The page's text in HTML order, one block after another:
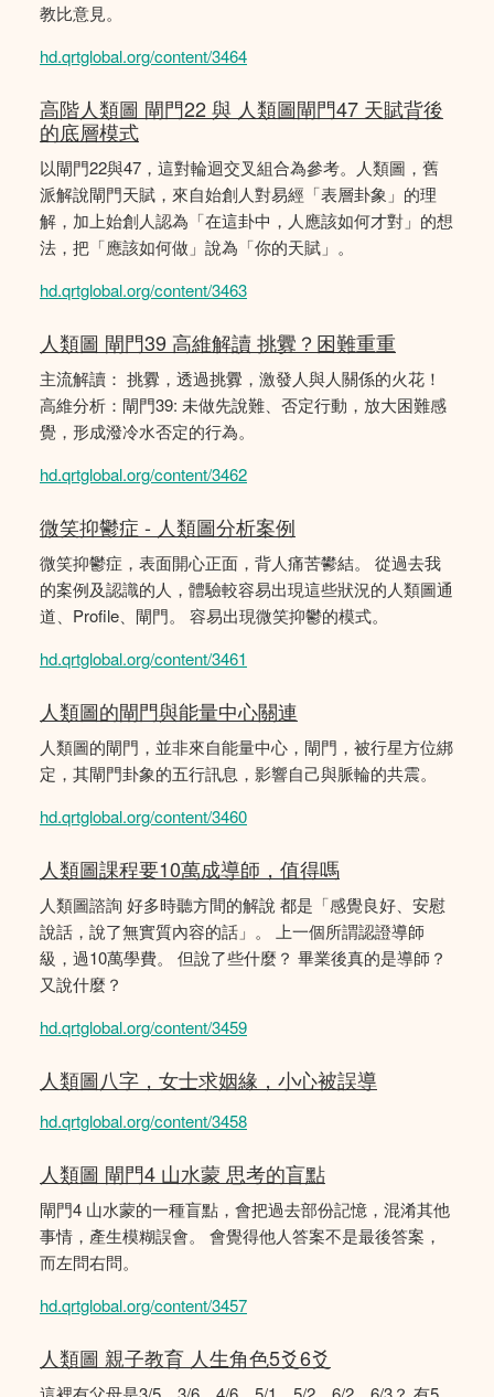
教比意見。
hd.qrtglobal.org/content/3464
高階人類圖 閘門22 與 人類圖閘門47 天賦背後
的底層模式
以閘門22與47，這對輪迴交叉組合為參考。人類圖，舊
派解說閘門天賦，來自始創人對易經「表層卦象」的理
解，加上始創人認為「在這卦中，人應該如何才對」的想
法，把「應該如何做」說為「你的天賦」。
hd.qrtglobal.org/content/3463
人類圖 閘門39 高維解讀 挑釁？困難重重
主流解讀： 挑釁，透過挑釁，激發人與人關係的火花！
高維分析：閘門39: 未做先說難、否定行動，放大困難感
覺，形成潑冷水否定的行為。
hd.qrtglobal.org/content/3462
微笑抑鬱症 - 人類圖分析案例
微笑抑鬱症，表面開心正面，背人痛苦鬰結。 從過去我
的案例及認識的人，體驗較容易出現這些狀況的人類圖通
道、Profile、閘門。 容易出現微笑抑鬱的模式。
hd.qrtglobal.org/content/3461
人類圖的閘門與能量中心關連
人類圖的閘門，並非來自能量中心，閘門，被行星方位綁
定，其閘門卦象的五行訊息，影響自己與脈輪的共震。
hd.qrtglobal.org/content/3460
人類圖課程要10萬成導師，值得嗎
人類圖諮詢 好多時聽方間的解說 都是「感覺良好、安慰
說話，說了無實質內容的話」。 上一個所謂認證導師
級，過10萬學費。 但說了些什麼？ 畢業後真的是導師？
又說什麼？
hd.qrtglobal.org/content/3459
人類圖八字，女士求姻緣，小心被誤導
hd.qrtglobal.org/content/3458
人類圖 閘門4 山水蒙 思考的盲點
閘門4 山水蒙的一種盲點，會把過去部份記憶，混淆其他
事情，產生模糊誤會。 會覺得他人答案不是最後答案，
而左問右問。
hd.qrtglobal.org/content/3457
人類圖 親子教育 人生角色5爻6爻